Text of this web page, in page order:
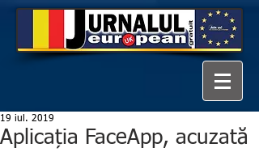
Aplicația FaceApp, acuzată
19 iul. 2019